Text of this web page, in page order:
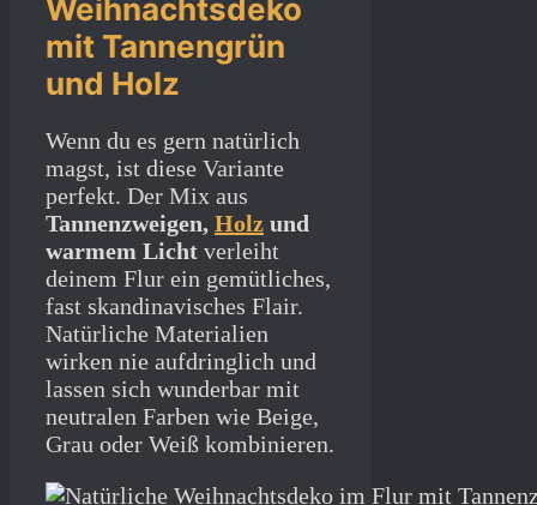
Weihnachtsdeko
mit Tannengrün
und Holz
Wenn du es gern natürlich
magst, ist diese Variante
perfekt. Der Mix aus
Tannenzweigen, Holz und
warmem Licht verleiht
deinem Flur ein gemütliches,
fast skandinavisches Flair.
Natürliche Materialien
wirken nie aufdringlich und
lassen sich wunderbar mit
neutralen Farben wie Beige,
Grau oder Weiß kombinieren.